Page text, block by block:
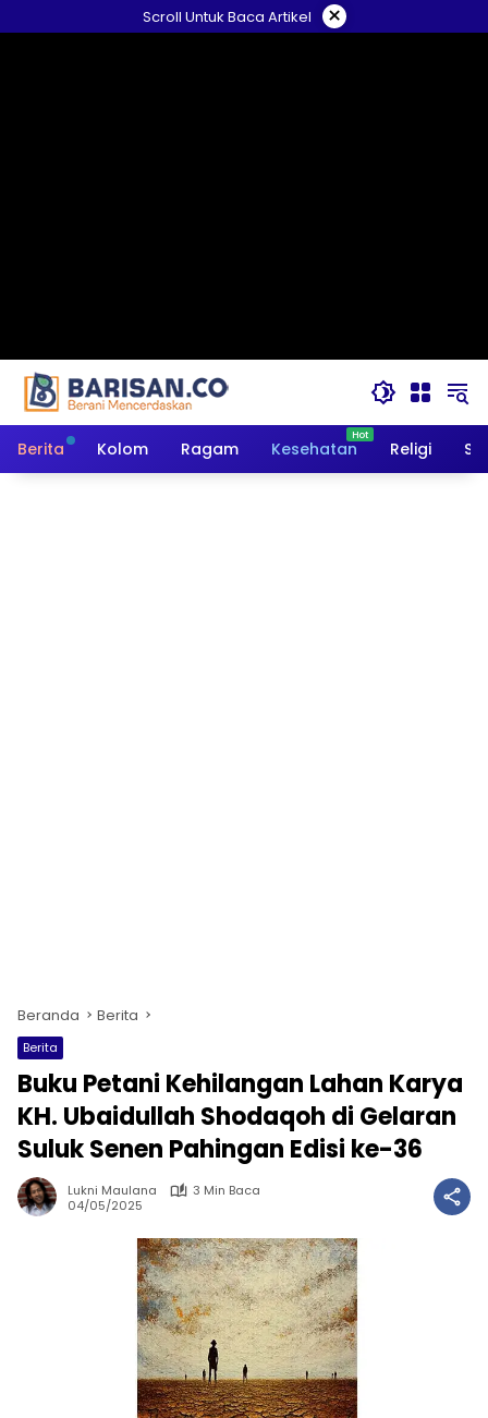
ke
Scroll Untuk Baca Artikel ×
Berita Kolom Ragam Kesehatan Religi
Beranda Berita
Berita
Buku Petani Kehilangan Lahan Karya
KH. Ubaidullah Shodaqoh di Gelaran
Suluk Senen Pahingan Edisi ke-36
Lukni Maulana
3 Min Baca
04/05/2025